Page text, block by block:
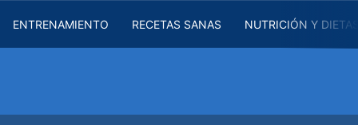
ENTRENAMIENTO RECETAS SANAS NUTRICIÓN Y